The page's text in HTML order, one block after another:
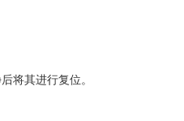
将其进行复位。